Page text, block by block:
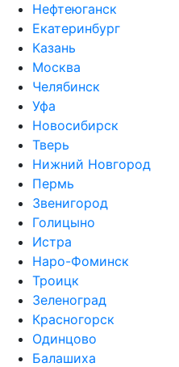
Нефтеюганск
Екатеринбург
Казань
Москва
Челябинск
Уфа
Новосибирск
Тверь
Нижний Новгород
Пермь
Звенигород
Голицыно
Истра
Наро-Фоминск
Троицк
Зеленоград
Красногорск
Одинцово
Балашиха